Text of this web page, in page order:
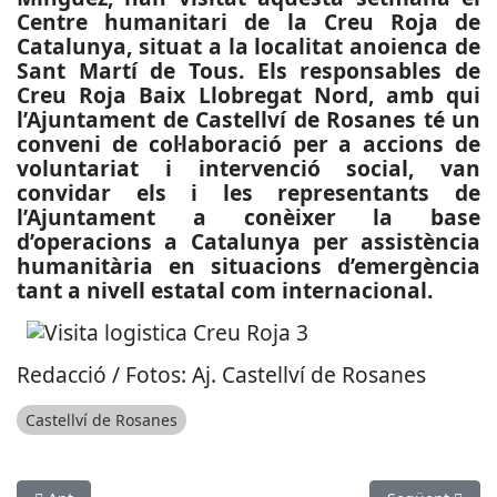
Centre humanitari de la Creu Roja de
Catalunya, situat a la localitat anoienca de
Sant Martí de Tous. Els responsables de
Creu Roja Baix Llobregat Nord, amb qui
l’Ajuntament de Castellví de Rosanes té un
conveni de col·laboració per a accions de
voluntariat i intervenció social, van
convidar els i les representants de
l’Ajuntament a conèixer la base
d’operacions a Catalunya per assistència
humanitària en situacions d’emergència
tant a nivell estatal com internacional.
Redacció / Fotos: Aj. Castellví de Rosanes
Castellví de Rosanes